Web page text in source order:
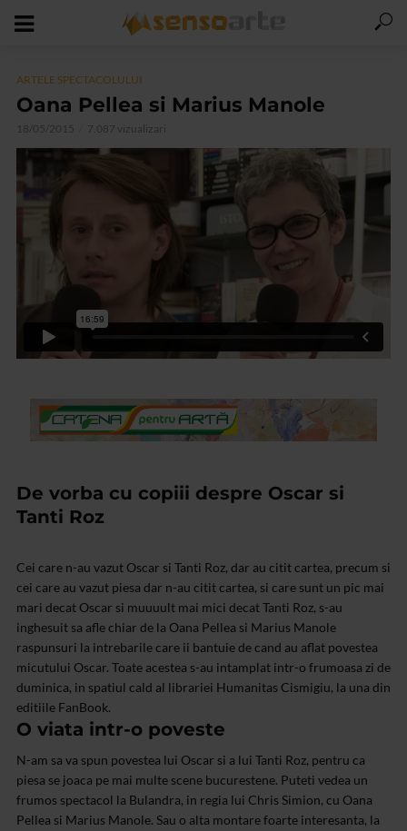
ARTELE SPECTACOLULUI
Oana Pellea si Marius Manole
18/05/2015 7.087 vizualizari
De vorba cu copiii despre Oscar si
Tanti Roz
Cei care n-au vazut Oscar si Tanti Roz, dar au citit cartea, precum si
cei care au vazut piesa dar n-au citit cartea, si care sunt un pic mai
mari decat Oscar si muuuult mai mici decat Tanti Roz, s-au
inghesuit sa afle chiar de la Oana Pellea si Marius Manole
raspunsuri la intrebarile care ii bantuie de cand au aflat povestea
micutului Oscar. Toate acestea s-au intamplat intr-o frumoasa zi de
duminica, in spatiul cald al librariei Humanitas Cismigiu, la una din
editiile FanBook.
O viata intr-o poveste
N-am sa va spun povestea lui Oscar si a lui Tanti Roz, pentru ca
piesa se joaca pe mai multe scene bucurestene. Puteti vedea un
frumos spectacol la Bulandra, in regia lui Chris Simion, cu Oana
Pellea si Marius Manole. Sau o alta montare foarte interesanta, la